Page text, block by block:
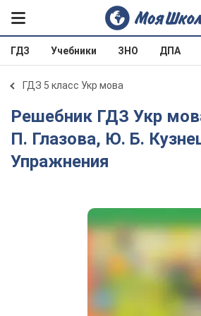
ГДЗ Учебники ЗНО ДПА
ГДЗ 5 класс Укр мова
Решебник ГДЗ Укр
П. Глазова, Ю. Б.
Упражнения